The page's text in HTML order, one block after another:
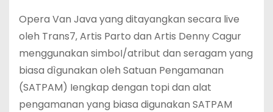
Opera Van Java yang ditayangkan secara live
oleh Trans7‚ Artis Parto dan Artis Denny Cagur
menggunakan simboI/atribut dan seragam yang
biasa dìgunakan oleh Satuan Pengamanan
(SATPAM) Iengkap dengan topi dan alat
pengamanan yang biasa digunakan SATPAM